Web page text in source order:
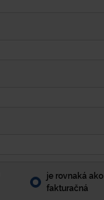
je rovnaká ako
fakturačná